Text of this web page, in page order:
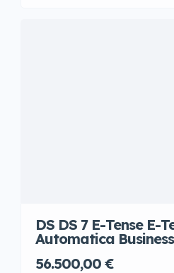
DS DS 7 E-Tense E-
Automatica
56.500,00 €